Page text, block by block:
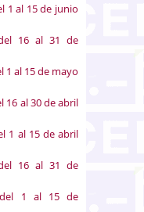
1 al 15 de junio
16 al 31 de
1 al 15 de mayo
16 al 30 de abril
1 al 15 de abril
16 al 31 de
1 al 15 de